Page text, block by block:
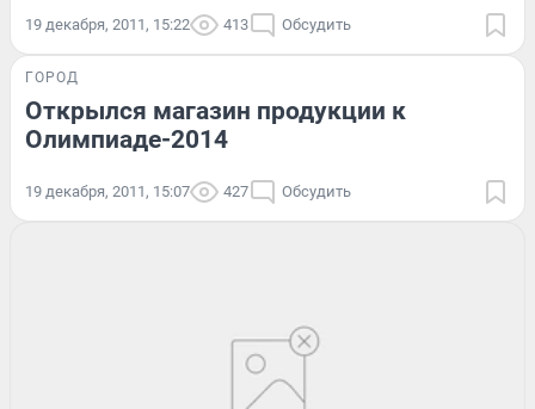
19 декабря, 2011, 15:22 413 Обсудить
ГОРОД
Открылся магазин продукции к
Олимпиаде-2014
19 декабря, 2011, 15:07 427 Обсудить